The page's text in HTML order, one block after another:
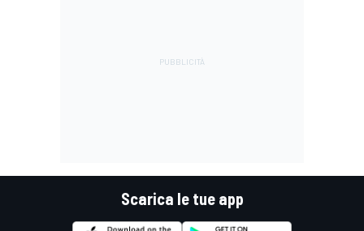
Scarica le tue app